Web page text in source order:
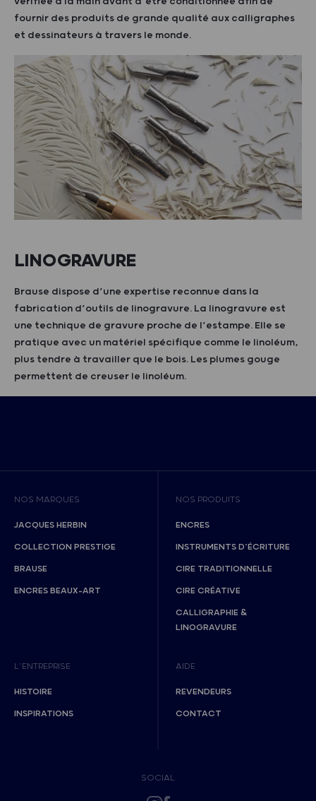
fournir des produits de grande qualité aux calligraphes
et dessinateurs à travers le monde.
LINOGRAVURE
Brause dispose d’une expertise reconnue dans la
fabrication d’outils de linogravure. La linogravure est
une technique de gravure proche de l’estampe. Elle se
pratique avec un matériel spécifique comme le linoléum,
plus tendre à travailler que le bois. Les plumes gouge
permettent de creuser le linoléum.
NOS MARQUES
JACQUES HERBIN
COLLECTION PRESTIGE
BRAUSE
ENCRES BEAUX-ART
NOS PRODUITS
ENCRES
INSTRUMENTS D’ÉCRITURE
CIRE TRADITIONNELLE
CIRE CRÉATIVE
CALLIGRAPHIE &
LINOGRAVURE
L’ENTREPRISE
HISTOIRE
INSPIRATIONS
AIDE
REVENDEURS
CONTACT
SOCIAL